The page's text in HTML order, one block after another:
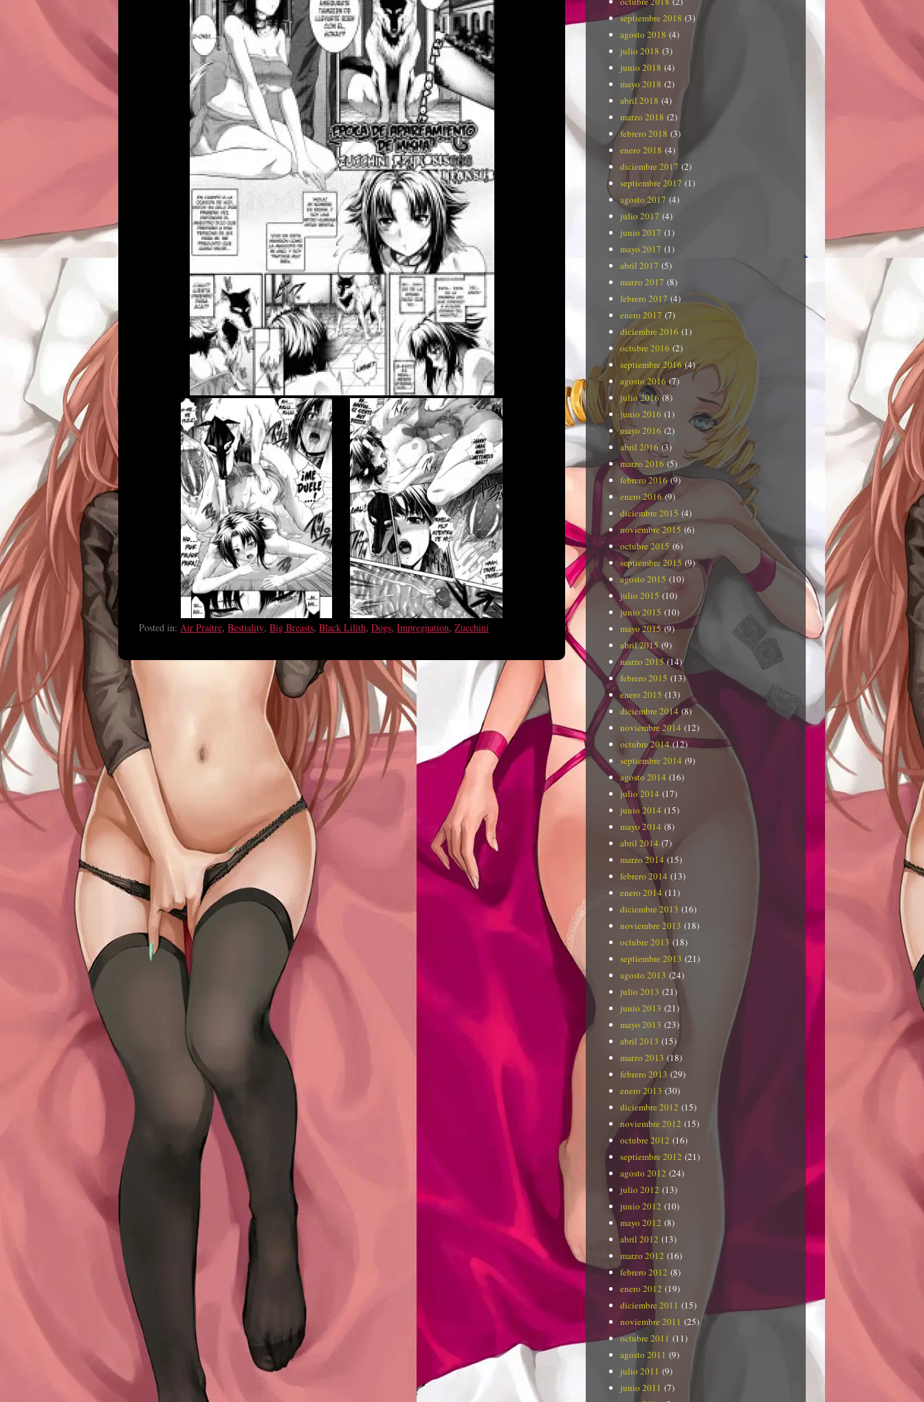
Posted in: Air Praitre, Bestiality, Big Breasts, Black Lilith, Dogs, Impregnation, Zucchini
septiembre 2018 (3)
agosto 2018 (4)
julio 2018 (3)
junio 2018 (4)
mayo 2018 (2)
abril 2018 (4)
marzo 2018 (2)
febrero 2018 (3)
enero 2018 (4)
diciembre 2017 (2)
septiembre 2017 (1)
agosto 2017 (4)
julio 2017 (4)
junio 2017 (1)
mayo 2017 (1)
abril 2017 (5)
marzo 2017 (8)
febrero 2017 (4)
enero 2017 (7)
diciembre 2016 (1)
octubre 2016 (2)
septiembre 2016(4)
agosto 2016(7)
julio 2016(8)
junio 2016 (1)
mayo 2016 (2)
abril 2016 (3)
marzo 2016 (5)
febrero 2016(9)
enero 2016(9)
diciembre 2015 (4)
noviembre 2015 (6)
octubre 2015 (6)
septiembre 2015 (9)
agosto 2015 (10)
julio 2015 (10)
junio 2015 (10)
mayo 2015(9)
abril 2015 (9)
marzo 2015(14)
febrero 2015 (13)
enero 2015 (13)
diciembre 2014 (8)
noviembre 2014 (12)
octubre 2014(12)
septiembre 2014 (9)
agosto 2014 (16)
julio 2014 (17)
junio 2014 (15)
mayo 2014 (8)
abril 2014 (7)
marzo 2014 (15)
febrero 2014 (13)
enero 2014 (11)
diciembre 2013 (16)
noviembre 2013 (18)
octubre 2013 (18)
septiembre 2013 (21)
agosto 2013 (24)
julio 2013 (21)
junio 2013 (21)
mayo 2013 (23)
abril 2013 (15)
marzo 2013 (18)
febrero 2013 (29)
enero 2013 (30)
diciembre 2012 (15)
noviembre 2012 (15)
octubre 2012 (16)
septiembre 2012 (21)
agosto 2012 (24)
julio 2012 (13)
junio 2012 (10)
mayo 2012 (8)
abril 2012 (13)
marzo 2012 (16)
febrero 2012 (8)
enero 2012 (19)
diciembre 2011 (15)
noviembre 2011 (25)
octubre 2011 (11)
agosto 2011 (9)
julio 2011 (9)
junio 2011 (7)